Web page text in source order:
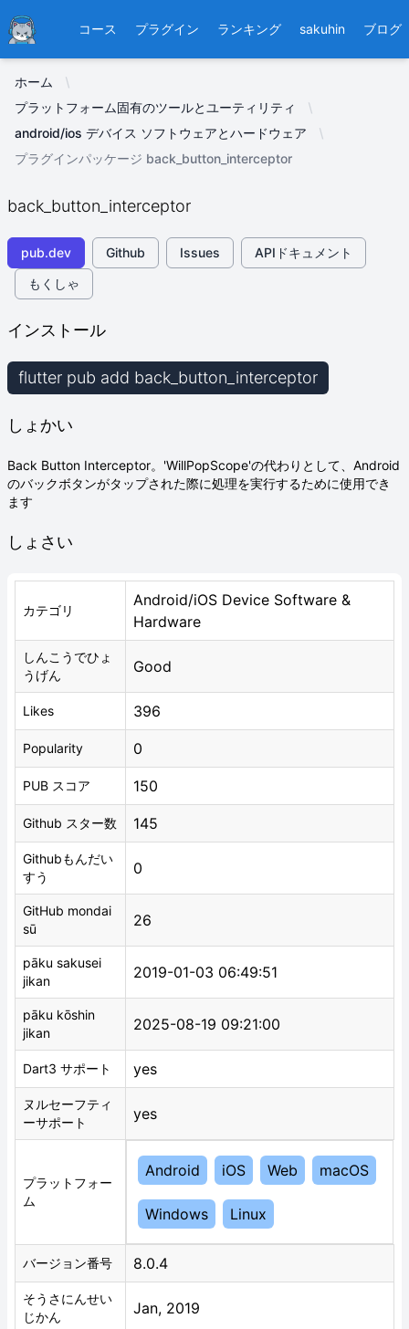
Ducafecat コース プラグイン ランキング sakuhin ブログ
ホーム
プラットフォーム固有のツールとユーティリティ
android/ios デバイス ソフトウェアとハードウェア
プラグインパッケージ back_button_interceptor
back_button_interceptor
pub.dev Github Issues
APIドキュメント
もくしゃ
インストール
flutter pub add back_button_interceptor
しょかい
Back Button Interceptor。'WillPopScope'の代わりとして、Android
のバックボタンがタップされた際に処理を実行するために使用でき
ます
しょさい
カテゴリ
Android/iOS Device Software &
Hardware
しんこうでひょ
うげん
Good
Likes 396
Popularity 0
PUB スコア 150
Github スター数 145
Githubもんだい
すう
0
GitHub mondai
sū
26
pāku sakusei
jikan
2019-01-03 06:49:51
pāku kōshin
jikan
2025-08-19 09:21:00
Dart3 サポート yes
ヌルセーフティ
ーサポート
yes
プラットフォー
ム
Android iOS Web macOS
Windows Linux
バージョン番号 8.0.4
そうさにんせい
じかん
Jan, 2019